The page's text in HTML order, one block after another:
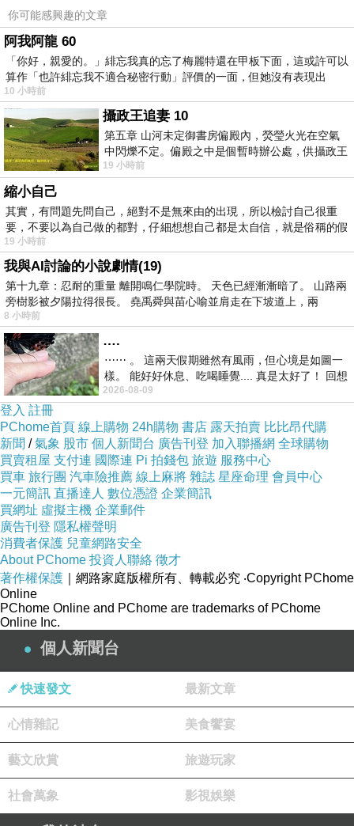
你可能感興趣的文章
阿我阿龍 60
「你好，親愛的。」緋忘我真的忘了梅麗特還在甲板下面，這或許可以
算作「也許緋忘我不適合秘密行動」評價的一面，但她沒有表現出
10 小時前
攝政王追妻 10
第五章 山河未定御書房偏殿內，熒瑩火光在空氣
中閃爍不定。偏殿之中是個暫時辦公處，供攝政王
於皇宮內廷裡處理公務已然很多年。房內
19 小時前
縮小自己
其實，有問題先問自己，絕對不是無來由的出現，所以檢討自己很重
要，不要以為自己做的都對，仔細想想自己都是太自信，就是俗稱的假
19 小時前
我與AI討論的小說劇情(19)
第十九章：忍耐的重量 離開鳴仁學院時。 天色已經漸漸暗了。 山路兩
旁樹影被夕陽拉得很長。 堯禹舜與苗心喻並肩走在下坡道上，兩
8 小時前
….
⋯⋯ 。 這兩天假期雖然有風雨，但心境是如圖一
樣。 能好好休息、吃喝睡覺.... 真是太好了！ 回想
起來，以前根本就很難有這
2026-08-09
登入 註冊
PChome首頁 線上購物 24h購物 書店 露天拍賣 比比昂代購
新聞 /氣象 股市 個人新聞台 廣告刊登 加入聯播網 全球購物
買賣租屋 支付連 國際連 Pi 拍錢包 旅遊 服務中心
買車 旅行團 汽車險推薦 線上麻將 雜誌 星座命理 會員中心
一元簡訊 直播達人 數位憑證 企業簡訊
買網址 虛擬主機 企業郵件
廣告刊登 隱私權聲明
消費者保護 兒童網路安全
About PChome 投資人聯絡 徵才
著作權保護 ｜網路家庭版權所有、轉載必究 ‧Copyright PChome
Online
PChome Online and PChome are trademarks of PChome
Online Inc.
個人新聞台
快速發文 最新文章
心情雜記 美食饗宴
藝文欣賞 旅遊玩家
社會萬象 影視娛樂